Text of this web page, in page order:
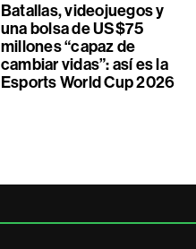
Batallas, videojuegos y
una bolsa de US$75
millones “capaz de
cambiar vidas”: así es la
Esports World Cup 2026